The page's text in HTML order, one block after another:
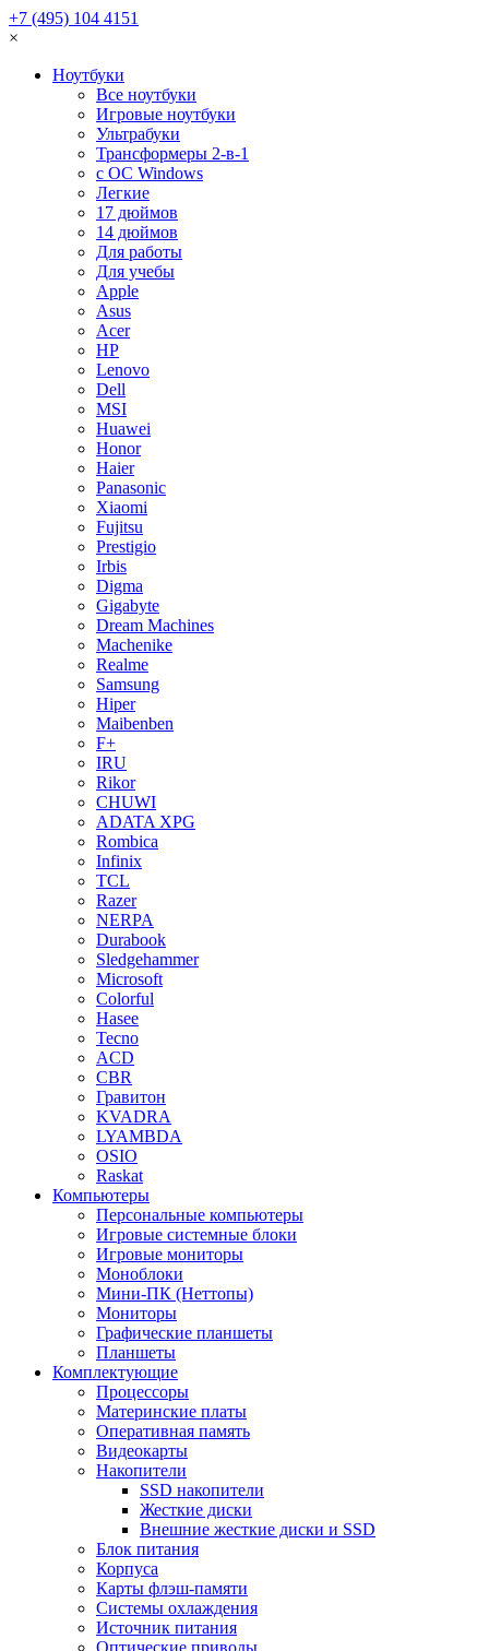
+7 (495) 104 4151
×
Ноутбуки
Все ноутбуки
Игровые ноутбуки
Ультрабуки
Трансформеры 2-в-1
с ОС Windows
Легкие
17 дюймов
14 дюймов
Для работы
Для учебы
Apple
Asus
Acer
HP
Lenovo
Dell
MSI
Huawei
Honor
Haier
Panasonic
Xiaomi
Fujitsu
Prestigio
Irbis
Digma
Gigabyte
Dream Machines
Machenike
Realme
Samsung
Hiper
Maibenben
F+
IRU
Rikor
CHUWI
ADATA XPG
Rombica
Infinix
TCL
Razer
NERPA
Durabook
Sledgehammer
Microsoft
Colorful
Hasee
Tecno
ACD
CBR
Гравитон
KVADRA
LYAMBDA
OSIO
Raskat
Компьютеры
Персональные компьютеры
Игровые системные блоки
Игровые мониторы
Моноблоки
Мини-ПК (Неттопы)
Мониторы
Графические планшеты
Планшеты
Комплектующие
Процессоры
Материнские платы
Оперативная память
Видеокарты
Накопители
SSD накопители
Жесткие диски
Внешние жесткие диски и SSD
Блок питания
Корпуса
Карты флэш-памяти
Системы охлаждения
Источник питания
Оптические приводы